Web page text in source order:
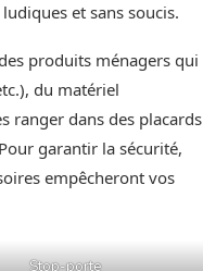
et sans soucis.
produits ménagers qui
du matériel
ranger dans des placards
garantir la sécurité,
empêcheront vos
Stop-porte